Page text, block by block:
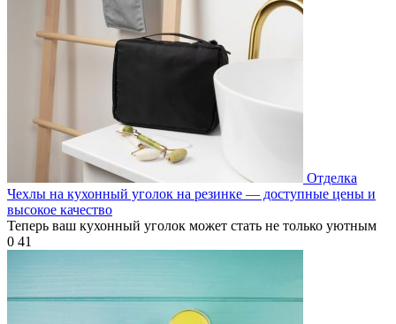
Отделка
Чехлы на кухонный уголок на резинке — доступные цены и
высокое качество
Теперь ваш кухонный уголок может стать не только уютным
0 41